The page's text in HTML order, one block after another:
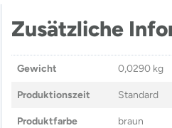
Zusätzliche
Gewicht 0,0290 kg
Produktionszeit Standard
Produktfarbe braun